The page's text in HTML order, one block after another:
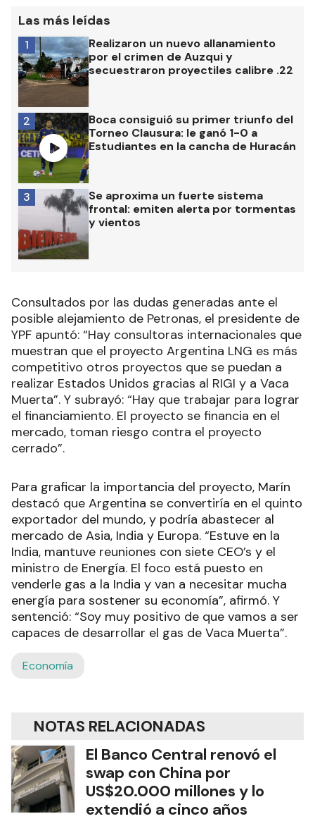
Las más leídas
Realizaron un nuevo allanamiento
por el crimen de Auzqui y
secuestraron proyectiles calibre .22
1
Boca consiguió su primer triunfo del
Torneo Clausura: le ganó 1-0 a
Estudiantes en la cancha de Huracán
2
Se aproxima un fuerte sistema
frontal: emiten alerta por tormentas
y vientos
3
Consultados por las dudas generadas ante el
posible alejamiento de Petronas, el presidente de
YPF apuntó: “Hay consultoras internacionales que
muestran que el proyecto Argentina LNG es más
competitivo otros proyectos que se puedan a
realizar Estados Unidos gracias al RIGI y a Vaca
Muerta”. Y subrayó: “Hay que trabajar para lograr
el financiamiento. El proyecto se financia en el
mercado, toman riesgo contra el proyecto
cerrado”.
Para graficar la importancia del proyecto, Marín
destacó que Argentina se convertiría en el quinto
exportador del mundo, y podría abastecer al
mercado de Asia, India y Europa. “Estuve en la
India, mantuve reuniones con siete CEO’s y el
ministro de Energía. El foco está puesto en
venderle gas a la India y van a necesitar mucha
energía para sostener su economía”, afirmó. Y
sentenció: “Soy muy positivo de que vamos a ser
capaces de desarrollar el gas de Vaca Muerta”.
Economía
NOTAS RELACIONADAS
El Banco Central renovó el
swap con China por
US$20.000 millones y lo
extendió a cinco años